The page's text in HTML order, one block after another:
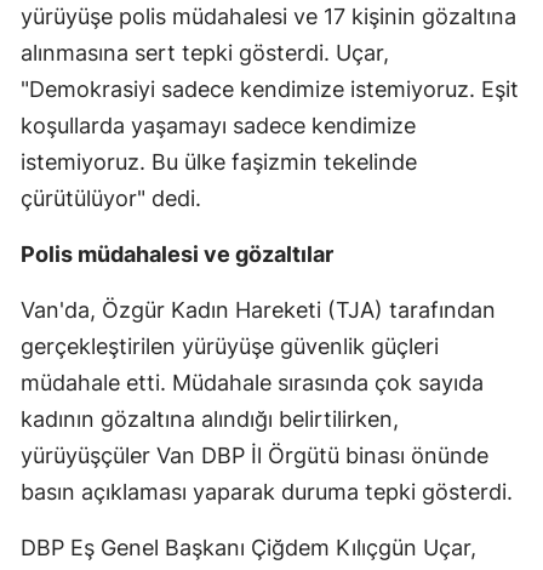
yürüyüşe polis müdahalesi ve 17 kişinin gözaltına
alınmasına sert tepki gösterdi. Uçar,
"Demokrasiyi sadece kendimize istemiyoruz. Eşit
koşullarda yaşamayı sadece kendimize
istemiyoruz. Bu ülke faşizmin tekelinde
çürütülüyor" dedi.
Polis müdahalesi ve gözaltılar
Van'da, Özgür Kadın Hareketi (TJA) tarafından
gerçekleştirilen yürüyüşe güvenlik güçleri
müdahale etti. Müdahale sırasında çok sayıda
kadının gözaltına alındığı belirtilirken,
yürüyüşçüler Van DBP İl Örgütü binası önünde
basın açıklaması yaparak duruma tepki gösterdi.
DBP Eş Genel Başkanı Çiğdem Kılıçgün Uçar,